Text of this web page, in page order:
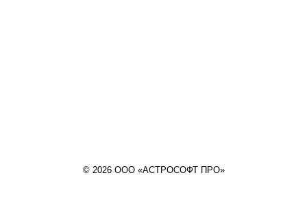
© 2026 ООО «АСТРОСОФТ ПРО»